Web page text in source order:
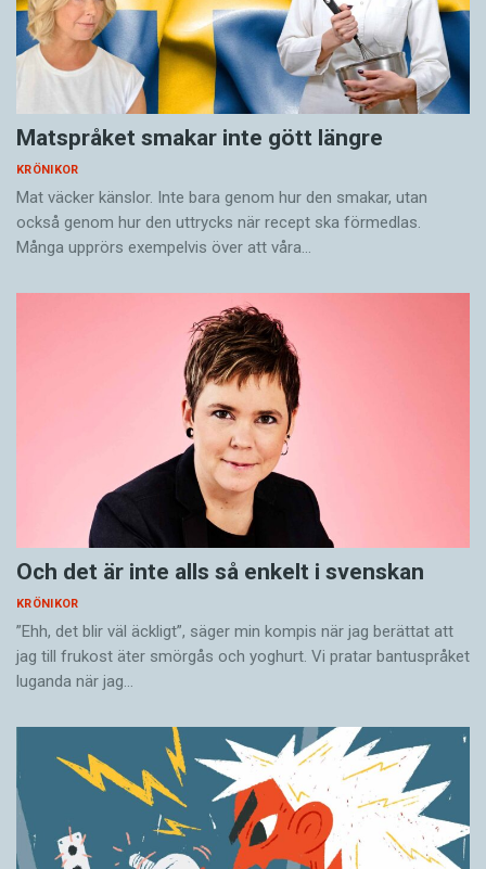
Matspråket smakar inte gött längre
KRÖNIKOR
Mat väcker känslor. Inte bara genom hur den smakar, utan
också genom hur den uttrycks när recept ska förmedlas.
Många upprörs exempelvis över att våra…
Och det är inte alls så enkelt i svenskan
KRÖNIKOR
”Ehh, det blir väl äckligt”, säger min kompis när jag berättat att
jag till frukost äter smörgås och yoghurt. Vi pratar bantuspråket
luganda när jag…